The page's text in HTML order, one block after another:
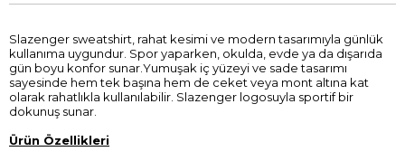
Slazenger sweatshirt, rahat kesimi ve modern tasarımıyla günlük
kullanıma uygundur. Spor yaparken, okulda, evde ya da dışarıda
gün boyu konfor sunar.Yumuşak iç yüzeyi ve sade tasarımı
sayesinde hem tek başına hem de ceket veya mont altına kat
olarak rahatlıkla kullanılabilir. Slazenger logosuyla sportif bir
dokunuş sunar.
Ürün Özellikleri